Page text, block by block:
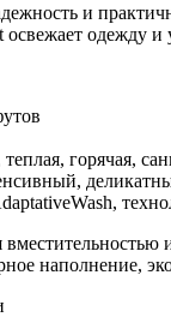
и
освежает одежду
горячая,
наполнение,